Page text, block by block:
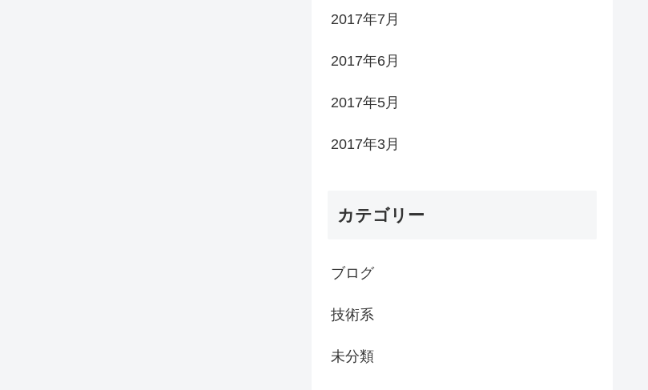
2017年7月
2017年6月
2017年5月
2017年3月
カテゴリー
ブログ
技術系
未分類